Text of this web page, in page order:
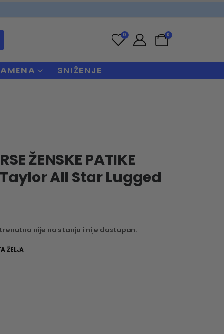
0 0
SNIŽENJE
ŽENSKE PATIKE
All Star Lugged
nije na stanju i nije dostupan.
ŽELJA